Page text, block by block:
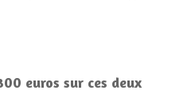
euros sur ces deux